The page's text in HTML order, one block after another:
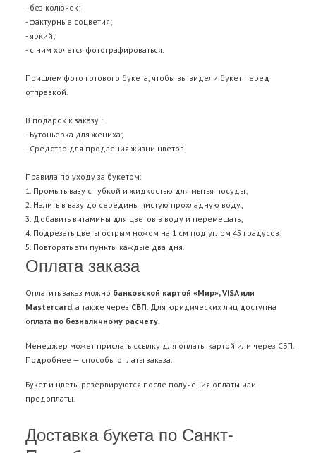
- без колючек;
- фактурные соцветия;
- яркий;
- с ним хочется фотографироваться.
Пришлем фото готового букета, чтобы вы видели букет перед
отправкой.
В подарок к заказу :
- Бутоньерка для жениха;
- Средство для продления жизни цветов.
Правила по уходу за букетом:
1. Промыть вазу с губкой и жидкостью для мытья посуды;
2. Налить в вазу до середины чистую прохладную воду;
3. Добавить витамины для цветов в воду и перемешать;
4. Подрезать цветы острым ножом на 1 см под углом 45 градусов;
5. Повторять эти пункты каждые два дня.
Оплата заказа
Оплатить заказ можно банковской картой «Мир», VISA или
Mastercard, а также через СБП. Для юридических лиц доступна
оплата по безналичному расчету.
Менеджер может прислать ссылку для оплаты картой или через СБП.
Подробнее — способы оплаты заказа.
Букет и цветы резервируются после получения оплаты или
предоплаты.
Доставка букета по Санкт-